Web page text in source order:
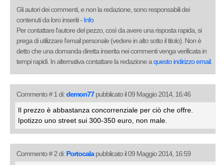
Gli autori dei commenti, e non la redazione, sono responsabili dei
contenuti da loro inseriti - Info
Per contattare l'autore del pezzo, così da avere una risposta rapida, si
prega di utilizzare l'email personale (vedere in alto sotto il titolo). Non è
detto che una domanda diretta inserita nei commenti venga verificata in
tempi rapidi. In alternativa contattare la redazione aquesto indirizzo email.
Commento # 1 di:demon77pubblicato il 09 Maggio 2014, 16:46
Il prezzo è abbastanza concorrenziale per ciò che offre.
Ipotizzo uno street sui 300-350 euro, non male.
Commento # 2 di: Portocalapubblicato il 09 Maggio 2014, 16:59